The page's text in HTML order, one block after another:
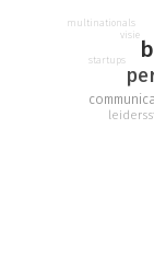
visie
multinationals
startups